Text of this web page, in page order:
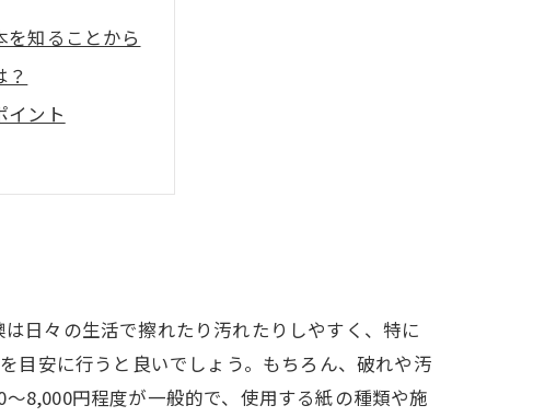
知ることから
イント
点
まとめ
めるコツ
日々の生活で擦れたり汚れたりしやすく、特に
目安に行うと良いでしょう。もちろん、破れや汚
8,000円程度が一般的で、使用する紙の種類や施